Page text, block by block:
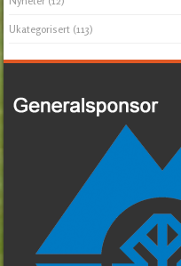
Ukategorisert (113)